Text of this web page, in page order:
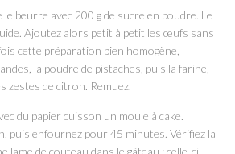
beurre avec 200 g de sucre en poudre. Le
Ajoutez alors petit à petit les œufs sans
cette préparation bien homogène,
la poudre de pistaches, puis la farine,
zestes de citron. Remuez.
du papier cuisson un moule à cake.
puis enfournez pour 45 minutes. Vérifiez la
lame de couteau dans le gâteau : celle-ci